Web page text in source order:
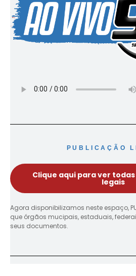
PUBLICAÇÃO
Clique aqui para ver
legais
Agora disponibilizamos neste espaço,
que órgãos mucipais, estaduais,
seus documentos.